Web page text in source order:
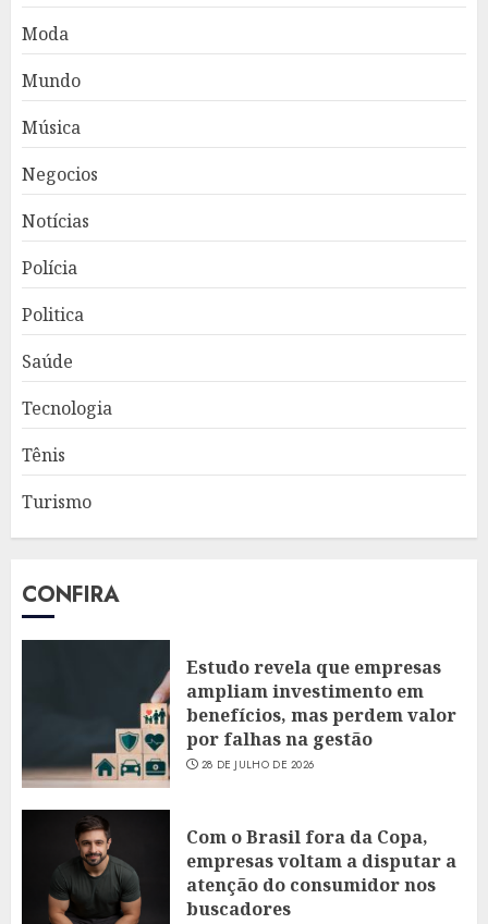
Moda
Mundo
Música
Negocios
Notícias
Polícia
Politica
Saúde
Tecnologia
Tênis
Turismo
CONFIRA
Estudo revela que empresas
ampliam investimento em
benefícios, mas perdem valor
por falhas na gestão
28 DE JULHO DE 2026
Com o Brasil fora da Copa,
empresas voltam a disputar a
atenção do consumidor nos
buscadores